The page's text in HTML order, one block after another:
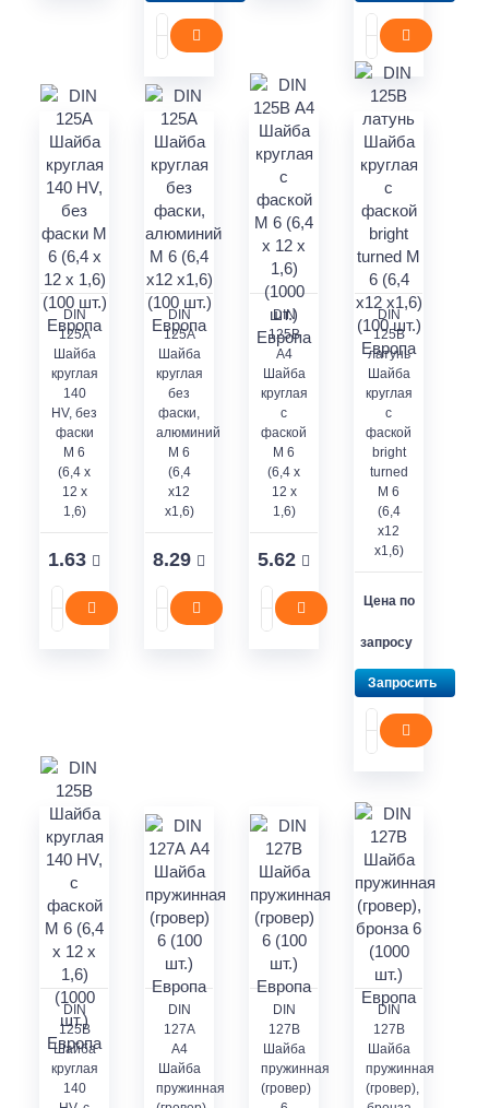
DIN
125A
Шайба
круглая
140
HV, без
фаски
M 6
(6,4 x
12 x
1,6)
1.63
DIN
125А
Шайба
круглая
без
фаски,
алюминий
М 6
(6,4
x12
x1,6)
8.29
DIN
125В
А4
Шайба
круглая
с
фаской
М 6
(6,4 x
12 x
1,6)
5.62
DIN
125В
латунь
Шайба
круглая
с
фаской
bright
turned
М 6
(6,4
x12
x1,6)
Цена по
запросу
Запросить
DIN
125В
Шайба
круглая
140
DIN
127А
А4
Шайба
пружинная
DIN
127В
Шайба
пружинная
(гровер)
DIN
127В
Шайба
пружинная
(гровер),